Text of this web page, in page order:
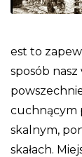
est to
sposób
cuchnącym
skalnym,
skałach.